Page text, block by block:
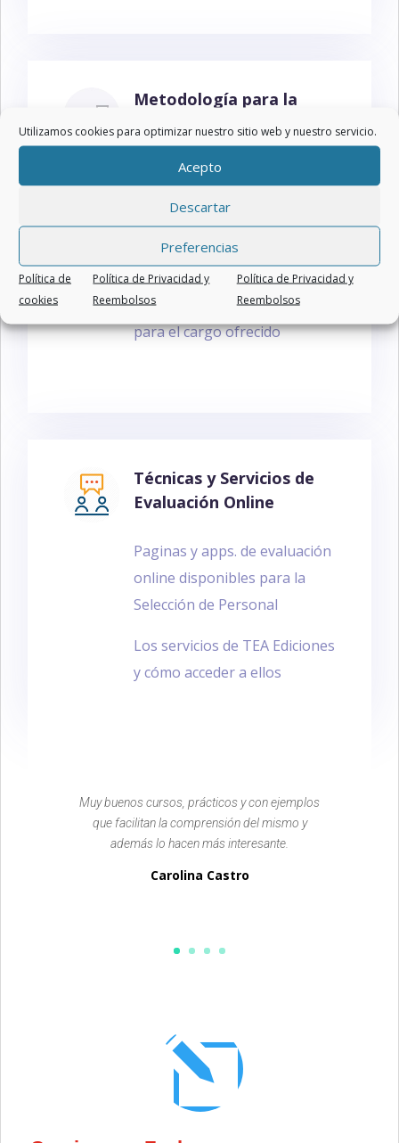
Utilizamos cookies para optimizar nuestro sitio web y nuestro servicio.
Acepto
Descartar
Preferencias
Política de
cookies
Política de Privacidad y
Reembolsos
Política de Privacidad y
Reembolsos
Metodología para la
aplicación de Evaluación
Online
Entrevista ONLINE
Técnicas Gráficas
Técnicas de Cuestionarios
Evaluación de Conocimientos
para el cargo ofrecido
Técnicas y Servicios de
Evaluación Online
Paginas y apps. de evaluación
online disponibles para la
Selección de Personal
Los servicios de TEA Ediciones
y cómo acceder a ellos
Muy buenos cursos, prácticos y con ejemplos
que facilitan la comprensión del mismo y
además lo hacen más interesante.
Carolina Castro
l